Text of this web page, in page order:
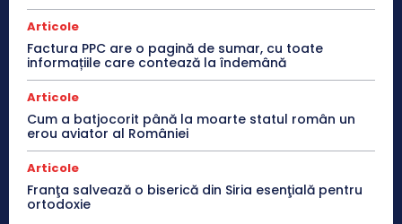
Articole
Factura PPC are o pagină de sumar, cu toate
informațiile care contează la îndemână
Articole
Cum a batjocorit până la moarte statul român un
erou aviator al României
Articole
Franţa salvează o biserică din Siria esenţială pentru
ortodoxie